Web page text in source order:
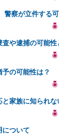
の可能性は？
について